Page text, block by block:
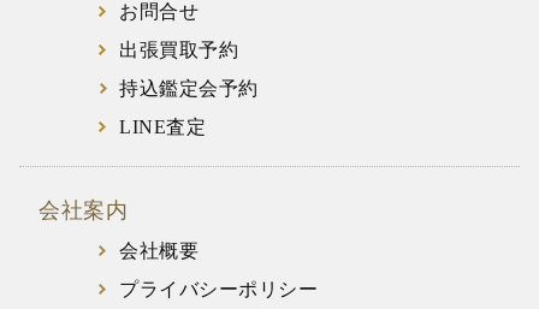
お問合せ
出張買取予約
持込鑑定会予約
LINE査定
会社案内
会社概要
プライバシーポリシー